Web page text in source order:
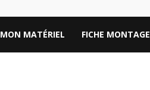
MON MATÉRIEL FICHE MONTAGE